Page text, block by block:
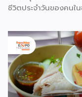
ชีวิตประจำวันของคนใ
สร้างรายได้ มั่นคง ผ่า
อย่างรอบด้าน
ร้านสะดวกซื้อชั้นนำใ
โฉมครั้งใหญ่เพื่อตอบ
เด่นด้วยสินค้าหลากห
สมาชิก สะสมคะแนน
เต็ม โมเดลการลงทุ